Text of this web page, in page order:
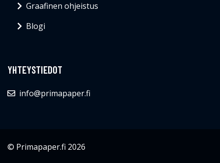
Graafinen ohjeistus
Blogi
YHTEYSTIEDOT
info@primapaper.fi
© Primapaper.fi 2026